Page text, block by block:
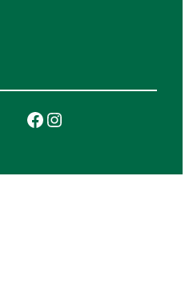
Facebook
Instagram